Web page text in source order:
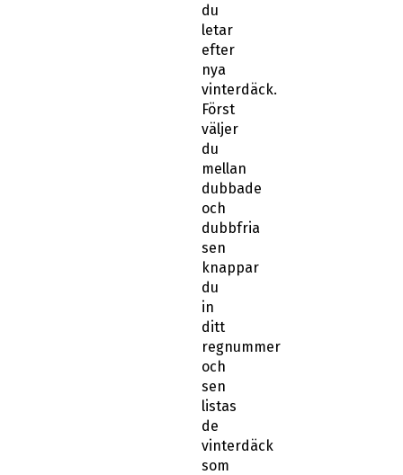
du
letar
efter
nya
vinterdäck.
Först
väljer
du
mellan
dubbade
och
dubbfria
sen
knappar
du
in
ditt
regnummer
och
sen
listas
de
vinterdäck
som